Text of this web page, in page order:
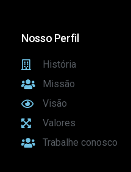
Nosso Perfil
História
Missão
Visão
Valores
Trabalhe conosco